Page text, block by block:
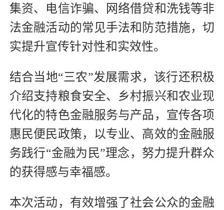
集资、电信诈骗、网络借贷和洗钱等非
法金融活动的常见手法和防范措施，切
实提升宣传针对性和实效性。
结合当地“三农”发展需求，该行还积极
介绍支持粮食安全、乡村振兴和农业现
代化的特色金融服务与产品，宣传各项
惠民便民政策，以专业、高效的金融服
务践行“金融为民”理念，努力提升群众
的获得感与幸福感。
本次活动，有效增强了社会公众的金融